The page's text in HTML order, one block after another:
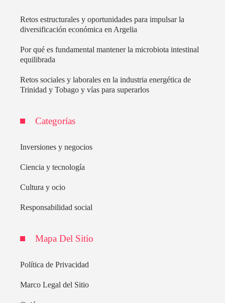
Retos estructurales y oportunidades para impulsar la
diversificación económica en Argelia
Por qué es fundamental mantener la microbiota intestinal
equilibrada
Retos sociales y laborales en la industria energética de
Trinidad y Tobago y vías para superarlos
Categorías
Inversiones y negocios
Ciencia y tecnología
Cultura y ocio
Responsabilidad social
Mapa Del Sitio
Política de Privacidad
Marco Legal del Sitio